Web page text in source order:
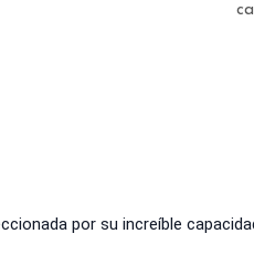
por su increíble